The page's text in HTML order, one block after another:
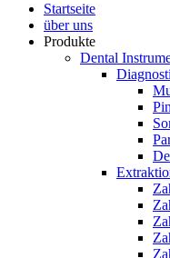
Startseite
über uns
Produkte
Dental